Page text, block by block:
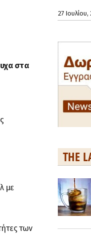
στα
με
των
27 Ιουλίου,
THE